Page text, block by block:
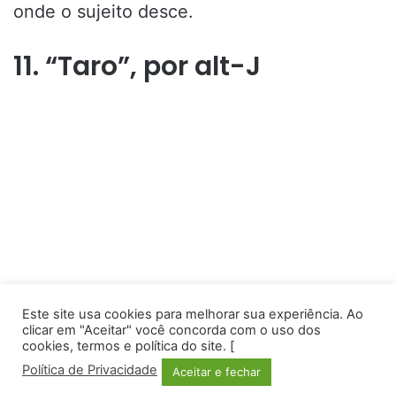
onde o sujeito desce.
11. “Taro”, por alt-J
Este site usa cookies para melhorar sua experiência. Ao
clicar em "Aceitar" você concorda com o uso dos
cookies, termos e política do site. [
Política de Privacidade
Aceitar e fechar